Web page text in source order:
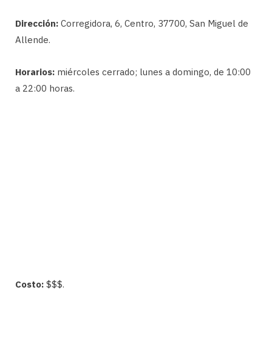
Dirección: Corregidora, 6, Centro, 37700, San Miguel de
Allende.
Horarios: miércoles cerrado; lunes a domingo, de 10:00
a 22:00 horas.
Costo: $$$.